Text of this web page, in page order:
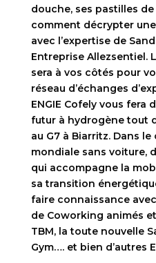
douche, ses pastilles
comment décrypter
avec l’expertise de
Entreprise Allezsentiel.
sera à vos côtés pour
réseau d’échanges
ENGIE Cofely vous fera
futur à hydrogène tout
au G7 à Biarritz. Dans
mondiale sans voiture,
qui accompagne la
sa transition
faire connaissance
de Coworking animés
TBM, la toute nouvelle
Gym…. et bien d’autres